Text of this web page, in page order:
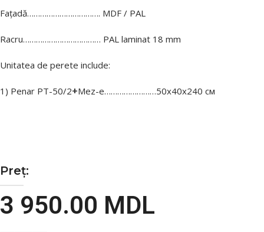
Fațadă……………………………. MDF / PAL
Racru……………………………… PAL laminat 18 mm
Unitatea de perete include:
1) Penar PТ-50/2+Mez-e……………………50х40х240 см
Preț:
3 950.00 MDL